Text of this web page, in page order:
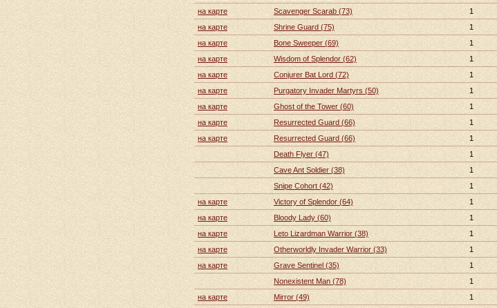
на карте
Scavenger Scarab (73) 1
на карте
Shrine Guard (75) 1
на карте
Bone Sweeper (69) 1
на карте
Wisdom of Splendor (62) 1
на карте
Conjurer Bat Lord (72) 1
на карте
Purgatory Invader Martyrs (50) 1
на карте
Ghost of the Tower (60) 1
на карте
Resurrected Guard (66) 1
на карте
Resurrected Guard (66) 1
Death Flyer (47)
1
Cave Ant Soldier (38)
1
Snipe Cohort (42)
1
на карте
Victory of Splendor (64) 1
на карте
Bloody Lady (60) 1
на карте
Leto Lizardman Warrior (38) 1
на карте
Otherworldly Invader Warrior (33) 1
на карте
Grave Sentinel (35) 1
Nonexistent Man (78)
1
на карте
Mirror (49) 1